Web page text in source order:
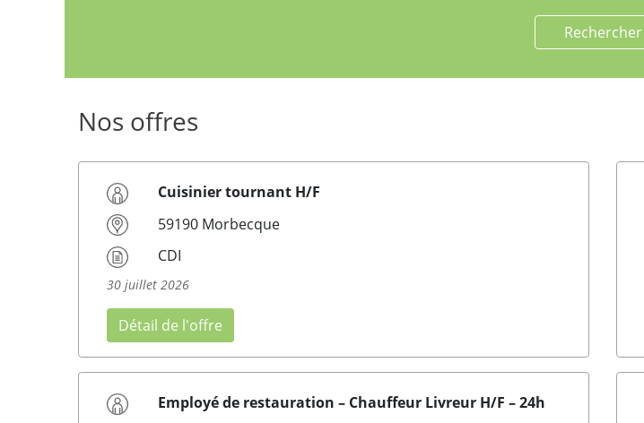
Rechercher
Nos offres
Cuisinier tournant H/F
59190 Morbecque
CDI
30 juillet 2026
Détail de l'offre
Employé de restauration – Chauffeur Livreur H/F – 24h